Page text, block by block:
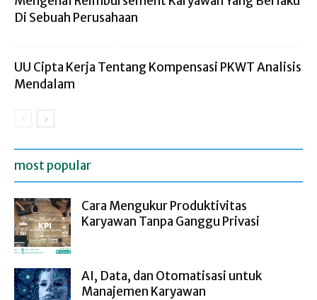
Di Sebuah Perusahaan
UU Cipta Kerja Tentang Kompensasi PKWT Analisis
Mendalam
most popular
Cara Mengukur Produktivitas
Karyawan Tanpa Ganggu Privasi
AI, Data, dan Otomatisasi untuk
Manajemen Karyawan